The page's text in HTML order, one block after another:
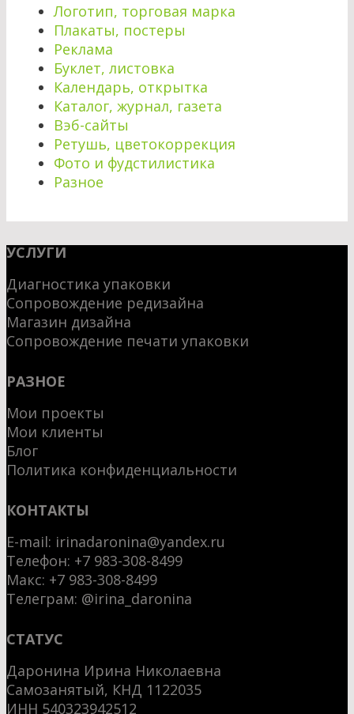
Логотип, торговая марка
Плакаты, постеры
Реклама
Буклет, листовка
Календарь, открытка
Каталог, журнал, газета
Вэб-сайты
Ретушь, цветокоррекция
Фото и фудстилистика
Разное
УСЛУГИ
Диагностика упаковки
Сопровождение редизайна
Магазин дизайна
Сопровождение печати упаковки
РАЗНОЕ
Мои проекты
Мои клиенты
Блог
Политика конфиденциальности
КОНТАКТЫ
E-mail: irinadaronina@yandex.ru
Телефон: +7 983-308-8499
Макс: +7 983-308-8499
Телеграм: @irina_daronina
СТАТУС
Даронина Ирина Николаевна
Самозанятый, КНД 1122035
ИНН 540323942512